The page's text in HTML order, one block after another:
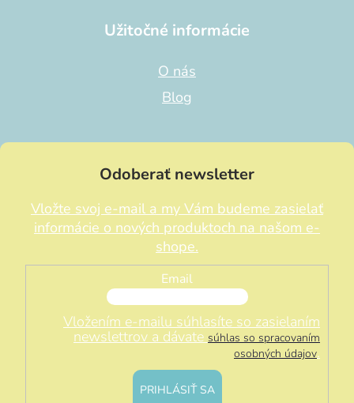
Užitočné informácie
O nás
Blog
Odoberať newsletter
Vložte svoj e-mail a my Vám budeme zasielať
informácie o nových produktoch na našom e-
shope.
Email
Vložením e-mailu súhlasíte so zasielaním
newslettrov a dávate súhlas so spracovaním
osobných údajov.
PRIHLÁSIŤ SA